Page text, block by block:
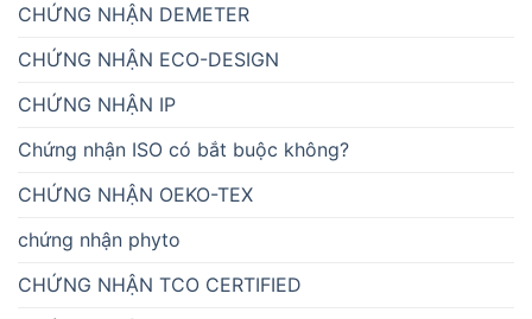
CHỨNG NHẬN DEMETER
CHỨNG NHẬN ECO-DESIGN
CHỨNG NHẬN IP
Chứng nhận ISO có bắt buộc không?
CHỨNG NHẬN OEKO-TEX
chứng nhận phyto
CHỨNG NHẬN TCO CERTIFIED